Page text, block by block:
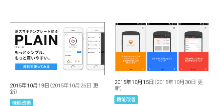
2015年10月19日 （2015年10月26日 更
新）
機能改善
2015年10月15日 （2015年10月30日 更
新）
機能改善